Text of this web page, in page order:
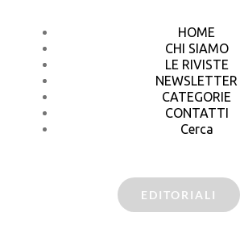
HOME
CHI SIAMO
LE RIVISTE
NEWSLETTER
CATEGORIE
CONTATTI
Cerca
EDITORIALI